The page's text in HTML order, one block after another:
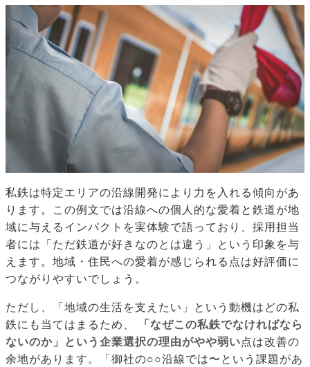
私鉄は特定エリアの沿線開発により力を入れる傾向があ
ります。この例文では沿線への個人的な愛着と鉄道が地
域に与えるインパクトを実体験で語っており、採用担当
者には「ただ鉄道が好きなのとは違う」という印象を与
えます。地域・住民への愛着が感じられる点は好評価に
つながりやすいでしょう。
ただし、「地域の生活を支えたい」という動機はどの私
鉄にも当てはまるため、
「なぜこの私鉄でなければなら
ないのか」という企業選択の理由がやや弱い点は改善の
余地があります。「御社の○○沿線では〜という課題があ